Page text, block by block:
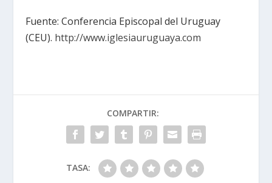
Fuente: Conferencia Episcopal del Uruguay
(CEU). http://www.iglesiauruguaya.com
COMPARTIR:
TASA: